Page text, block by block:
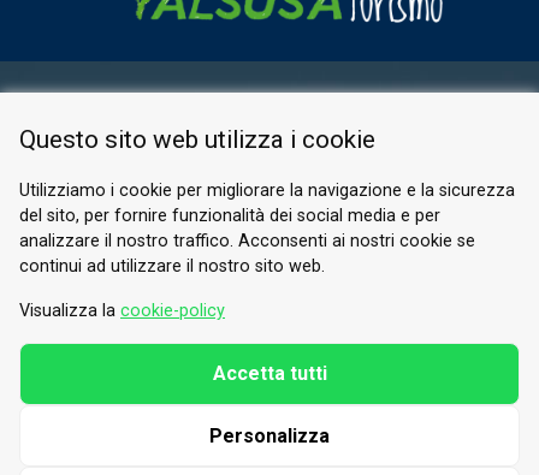
PRIVACY POLICY
© 2026 Valle di Susa
Tesori di Arte e Cultura Alpina
Tel.
E-mail.info@vallesusa-tesori.it
Questo sito web utilizza i cookie
Utilizziamo i cookie per migliorare la navigazione e la sicurezza
del sito, per fornire funzionalità dei social media e per
analizzare il nostro traffico. Acconsenti ai nostri cookie se
continui ad utilizzare il nostro sito web.
Visualizza la cookie-policy
Personalizza
Accetta tutti